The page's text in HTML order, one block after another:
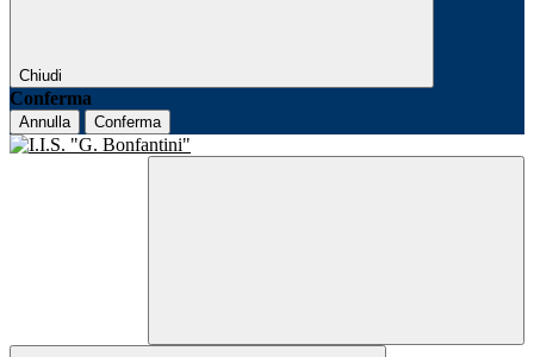
Chiudi
Conferma
Annulla Conferma